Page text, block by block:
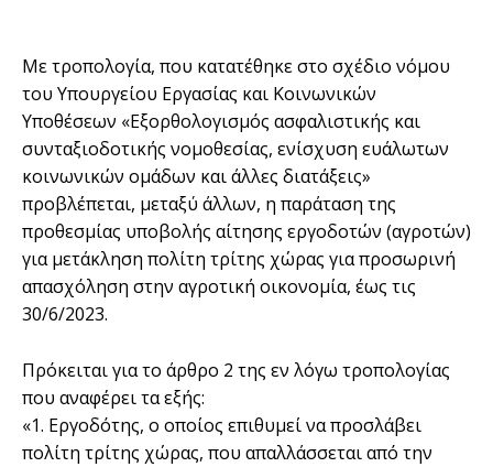
Με τροπολογία, που κατατέθηκε στο σχέδιο νόμου
του Υπουργείου Εργασίας και Κοινωνικών
Υποθέσεων «Εξορθολογισμός ασφαλιστικής και
συνταξιοδοτικής νομοθεσίας, ενίσχυση ευάλωτων
κοινωνικών ομάδων και άλλες διατάξεις»
προβλέπεται, μεταξύ άλλων, η παράταση της
προθεσμίας υποβολής αίτησης εργοδοτών (αγροτών)
για μετάκληση πολίτη τρίτης χώρας για προσωρινή
απασχόληση στην αγροτική οικονομία, έως τις
30/6/2023.
Πρόκειται για το άρθρο 2 της εν λόγω τροπολογίας
που αναφέρει τα εξής:
«1. Εργοδότης, ο οποίος επιθυμεί να προσλάβει
πολίτη τρίτης χώρας, που απαλλάσσεται από την